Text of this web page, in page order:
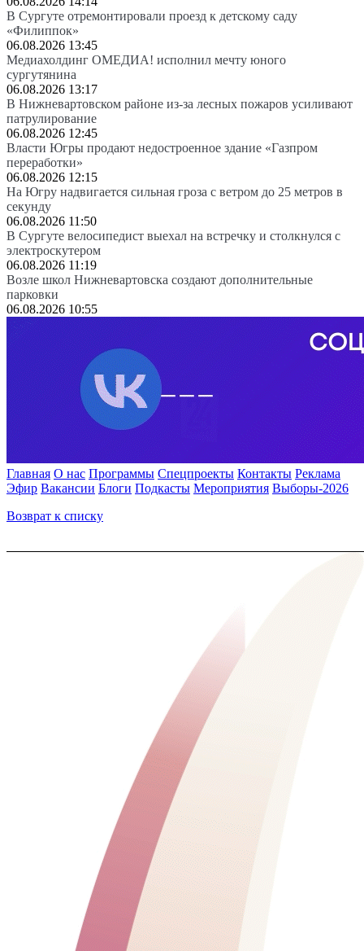
В Сургуте отремонтировали проезд к детскому саду
«Филиппок»
06.08.2026 13:45
Медиахолдинг ОМЕДИА! исполнил мечту юного
сургутянина
06.08.2026 13:17
В Нижневартовском районе из-за лесных пожаров усиливают
патрулирование
06.08.2026 12:45
Власти Югры продают недостроенное здание «Газпром
переработки»
06.08.2026 12:15
На Югру надвигается сильная гроза с ветром до 25 метров в
секунду
06.08.2026 11:50
В Сургуте велосипедист выехал на встречку и столкнулся с
электроскутером
06.08.2026 11:19
Возле школ Нижневартовска создают дополнительные
парковки
06.08.2026 10:55
Главная О нас Программы Спецпроекты Контакты Реклама
Эфир Вакансии Блоги Подкасты Мероприятия Выборы-2026
Возврат к списку